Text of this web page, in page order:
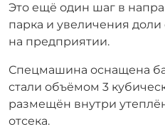
Это ещё один шаг в
парка и увеличения доли
на предприятии.
Спецмашина оснащена
стали объёмом 3
размещён внутри
отсека.